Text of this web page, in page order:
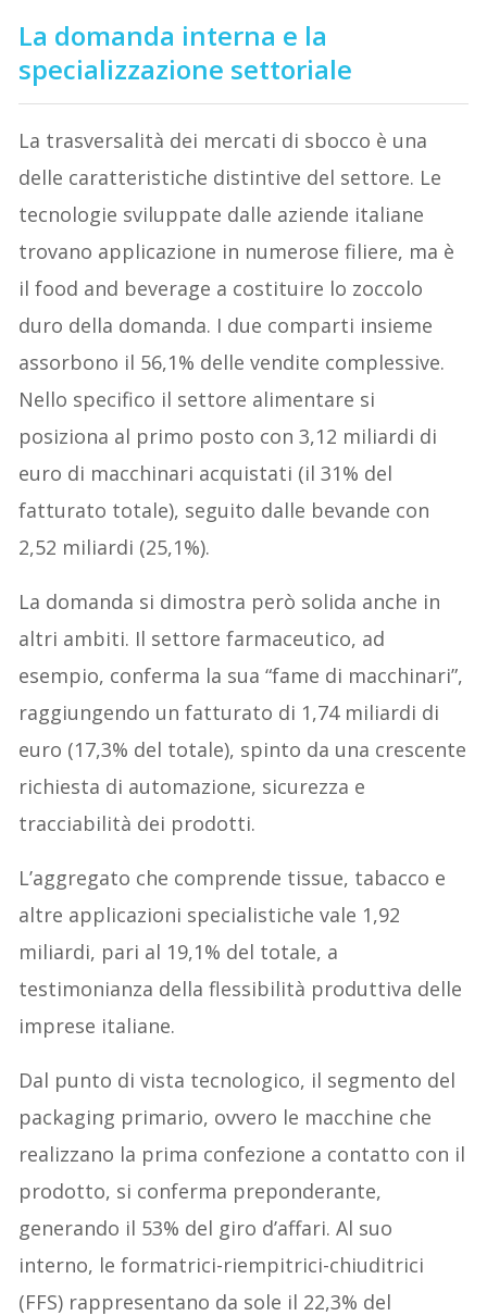
La domanda interna e la
specializzazione settoriale
La trasversalità dei mercati di sbocco è una
delle caratteristiche distintive del settore. Le
tecnologie sviluppate dalle aziende italiane
trovano applicazione in numerose filiere, ma è
il food and beverage a costituire lo zoccolo
duro della domanda. I due comparti insieme
assorbono il 56,1% delle vendite complessive.
Nello specifico il settore alimentare si
posiziona al primo posto con 3,12 miliardi di
euro di macchinari acquistati (il 31% del
fatturato totale), seguito dalle bevande con
2,52 miliardi (25,1%).
La domanda si dimostra però solida anche in
altri ambiti. Il settore farmaceutico, ad
esempio, conferma la sua “fame di macchinari”,
raggiungendo un fatturato di 1,74 miliardi di
euro (17,3% del totale), spinto da una crescente
richiesta di automazione, sicurezza e
tracciabilità dei prodotti.
L’aggregato che comprende tissue, tabacco e
altre applicazioni specialistiche vale 1,92
miliardi, pari al 19,1% del totale, a
testimonianza della flessibilità produttiva delle
imprese italiane.
Dal punto di vista tecnologico, il segmento del
packaging primario, ovvero le macchine che
realizzano la prima confezione a contatto con il
prodotto, si conferma preponderante,
generando il 53% del giro d’affari. Al suo
interno, le formatrici-riempitrici-chiuditrici
(FFS) rappresentano da sole il 22,3% del